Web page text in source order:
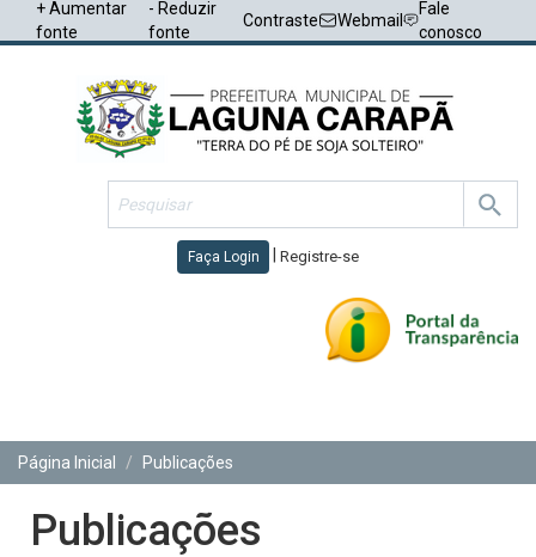
+ Aumentar
fonte
- Reduzir
fonte
Contraste Webmail
Fale
conosco
Faça Login Registre-se
Página Inicial
Publicações
Publicações